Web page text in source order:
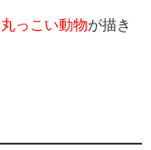
丸っこい動物が描き